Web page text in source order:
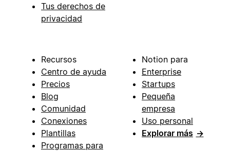
Tus derechos de
privacidad
Recursos
Centro de ayuda
Precios
Blog
Comunidad
Conexiones
Plantillas
Programas para
Notion para
Enterprise
Startups
Pequeña
empresa
Uso personal
Explorar más →